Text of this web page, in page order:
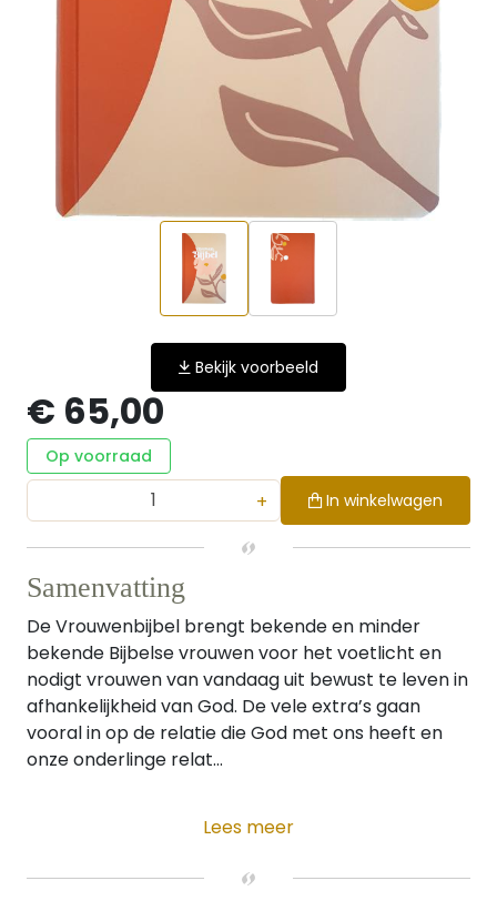
Bekijk voorbeeld
€ 65,00
Op voorraad
+ In winkelwagen
Samenvatting
De Vrouwenbijbel brengt bekende en minder
bekende Bijbelse vrouwen voor het voetlicht en
nodigt vrouwen van vandaag uit bewust te leven in
afhankelijkheid van God. De vele extra’s gaan
vooral in op de relatie die God met ons heeft en
onze onderlinge relat...
Lees meer